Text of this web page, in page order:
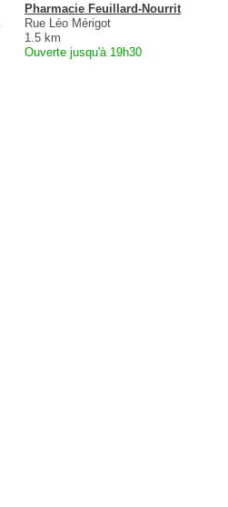
Pharmacie Feuillard-Nourrit
Rue Léo Mérigot
1.5 km
Ouverte jusqu'à 19h30